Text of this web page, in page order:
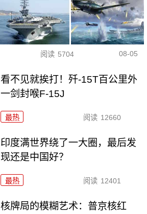
阅读 5704 08-05
看不见就挨打！歼-15T百公里外
一剑封喉F-15J
最热 阅读 12660
印度满世界绕了一大圈，最后发
现还是中国好？
最热 阅读 12401
核牌局的模糊艺术：普京核红